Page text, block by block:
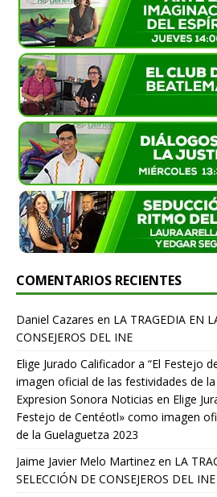
COMENTARIOS RECIENTES
Daniel Cazares en LA TRAGEDIA EN
CONSEJEROS DEL INE
Elige Jurado Calificador a “El Festejo
imagen oficial de las festividades de
Expresion Sonora Noticias en Elige
Festejo de Centéotl» como imagen
de la Guelaguetza 2023
Jaime Javier Melo Martinez en LA
SELECCIÓN DE CONSEJEROS DEL INE